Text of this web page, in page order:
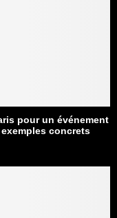
pour un événement
concrets